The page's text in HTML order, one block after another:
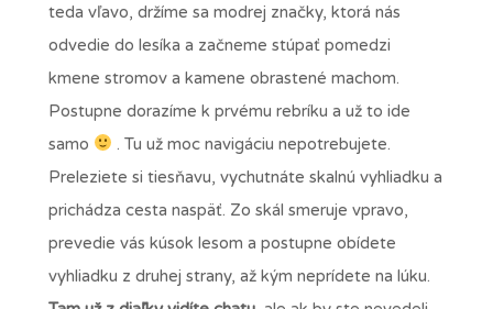
teda vľavo, držíme sa modrej značky, ktorá nás
odvedie do lesíka a začneme stúpať pomedzi
kmene stromov a kamene obrastené machom.
Postupne dorazíme k prvému rebríku a už to ide
samo
. Tu už moc navigáciu nepotrebujete.
Preleziete si tiesňavu, vychutnáte skalnú vyhliadku a
prichádza cesta naspäť. Zo skál smeruje vpravo,
prevedie vás kúsok lesom a postupne obídete
vyhliadku z druhej strany, až kým neprídete na lúku.